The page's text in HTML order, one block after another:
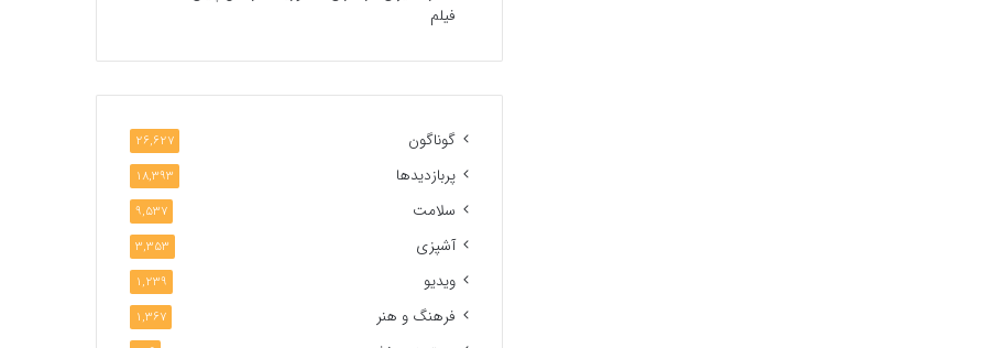
فیلم
گوناگون 26,627
پربازدیدها 18,393
سلامت 9,537
آشپزی 3,353
ویدیو 1,239
فرهنگ و هنر 1,367